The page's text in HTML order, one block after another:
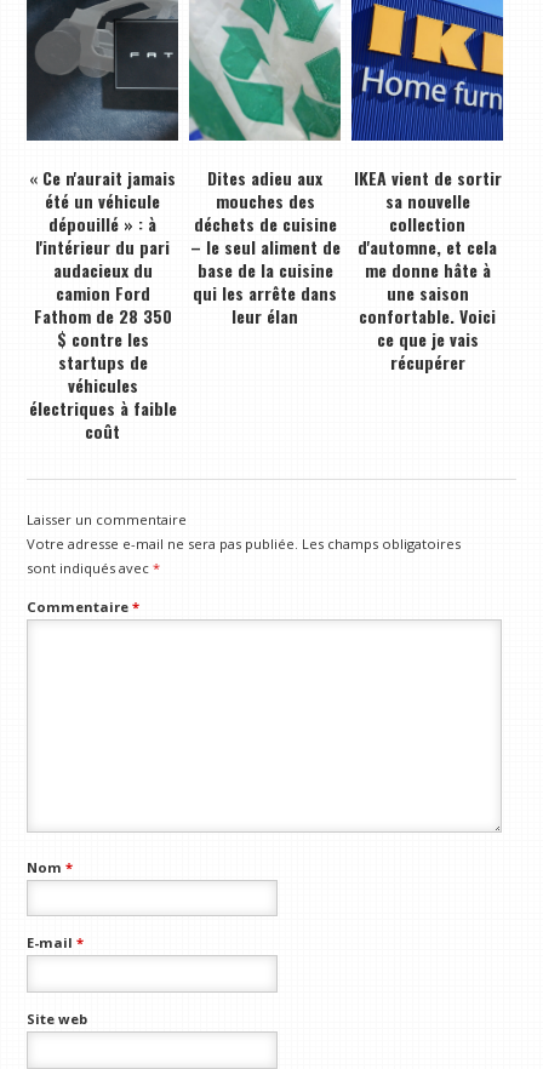
« Ce n'aurait jamais
été un véhicule
dépouillé » : à
l'intérieur du pari
audacieux du
camion Ford
Fathom de 28 350
$ contre les
startups de
véhicules
électriques à faible
coût
Dites adieu aux
mouches des
déchets de cuisine
– le seul aliment de
base de la cuisine
qui les arrête dans
leur élan
IKEA vient de sortir
sa nouvelle
collection
d'automne, et cela
me donne hâte à
une saison
confortable. Voici
ce que je vais
récupérer
Laisser un commentaire
Votre adresse e-mail ne sera pas publiée. Les champs obligatoires
sont indiqués avec*
Commentaire*
Nom*
E-mail*
Site web